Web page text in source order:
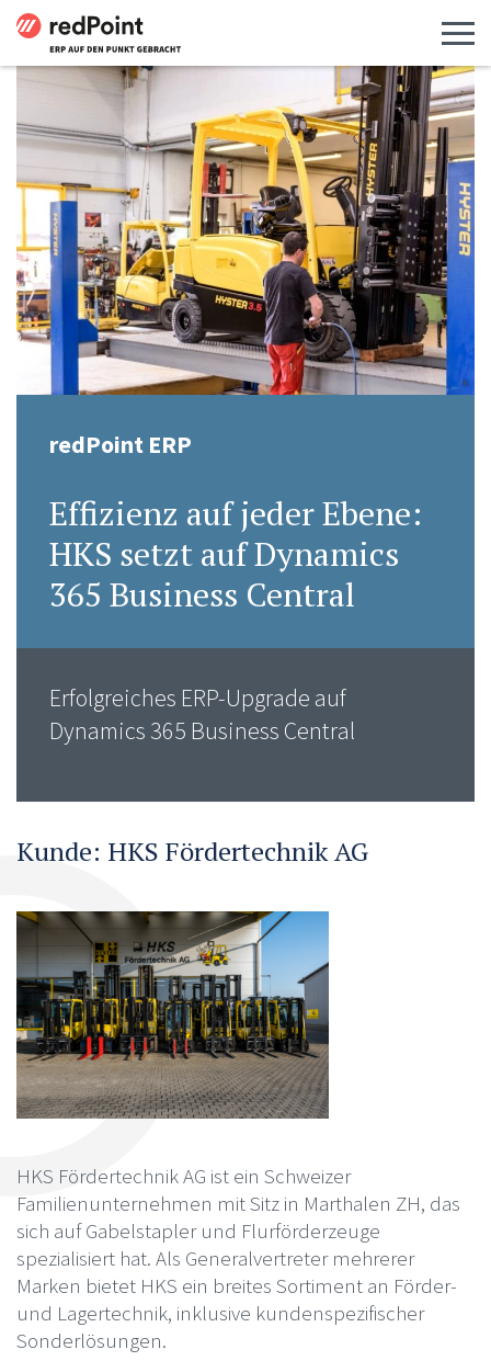
redPoint ERP
Effizienz auf jeder Ebene:
HKS setzt auf Dynamics
365 Business Central
Erfolgreiches ERP-Upgrade auf
Dynamics 365 Business Central
Kunde: HKS Fördertechnik AG
HKS Fördertechnik AG ist ein Schweizer
Familienunternehmen mit Sitz in Marthalen ZH, das
sich auf Gabelstapler und Flurförderzeuge
spezialisiert hat. Als Generalvertreter mehrerer
Marken bietet HKS ein breites Sortiment an Förder-
und Lagertechnik, inklusive kundenspezifischer
Sonderlösungen.